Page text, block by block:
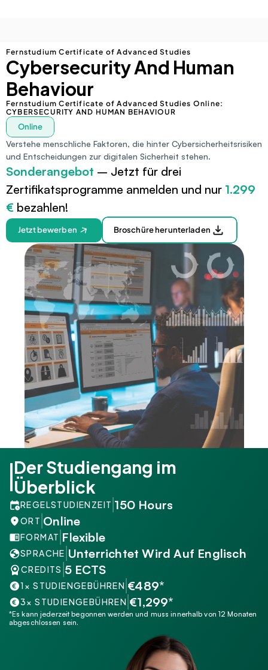
Fernstudium Certificate of Advanced Studies
Cybersecurity And Human
Behaviour
Fernstudium Certificate of Advanced Studies Online:
CYBERSECURITY AND HUMAN BEHAVIOUR
Online
Verstehe menschliche Faktoren, die hinter Cybersicherheitsrisiken
und Entscheidungen zur digitalen Sicherheit stehen.
Sonderangebot – Jetzt für drei
Zertifikatsprogramme anmelden und nur 1.299
€ bezahlen!
Jetzt bewerben Broschüre herunterladen
Der Studiengang im
Überblick
REGELSTUDIENZEIT 150 Hours
ORT Online
FORMAT Flexible
SPRACHE Unterrichtet Wird Auf Englisch
CREDITS 5 ECTS
1× STUDIENGEBÜHREN €489*
3× STUDIENGEBÜHREN €1,299*
*Es kann jederzeit begonnen werden und muss innerhalb von 12 Monaten
abgeschlossen sein.